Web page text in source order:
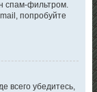
спам-фильтром.
попробуйте
всего убедитесь,